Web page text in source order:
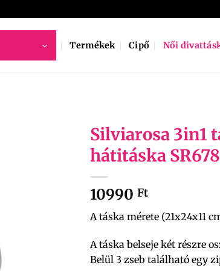
Termékek Cipő Női
Silviarosa 3in1
hátitáska
10990 Ft
A táska mérete (21x24x11
A táska belseje két részre
Belül 3 zseb található egy